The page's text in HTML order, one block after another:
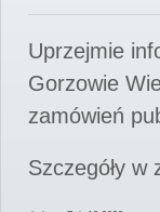
Uprzejmie
Gorzowie
zamówień
Szczegóły w